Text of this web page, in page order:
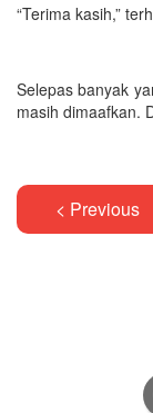
“Terima kasih,”
Selepas banyak
masih dimaafkan.
< Previous